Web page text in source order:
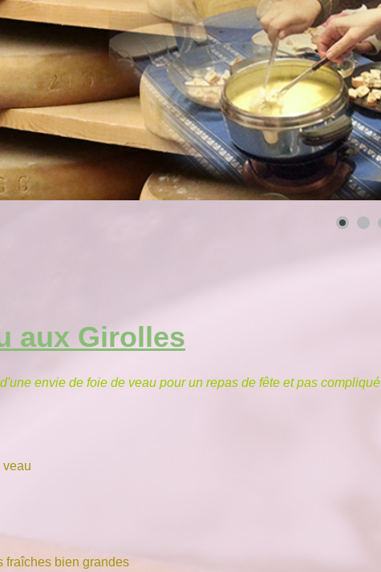
aux Girolles
envie de foie de veau pour un repas de fête et pas compliqué
veau
fraîches bien grandes